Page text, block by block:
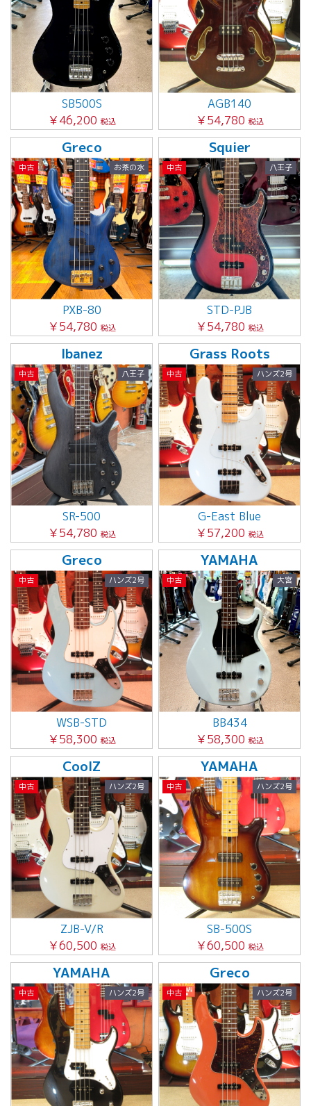
SB500S
￥46,200 税込
AGB140
￥54,780 税込
Greco
中古 お茶の水
PXB-80
￥54,780 税込
Squier
中古 八王子
STD-PJB
￥54,780 税込
Ibanez
中古 八王子
SR-500
￥54,780 税込
Grass Roots
中古 ハンズ2号
G-East Blue
￥57,200 税込
Greco
中古 ハンズ2号
WSB-STD
￥58,300 税込
YAMAHA
中古 大宮
BB434
￥58,300 税込
CoolZ
中古 ハンズ2号
ZJB-V/R
￥60,500 税込
YAMAHA
中古 ハンズ2号
SB-500S
￥60,500 税込
YAMAHA
中古 ハンズ2号
Greco
中古 ハンズ2号